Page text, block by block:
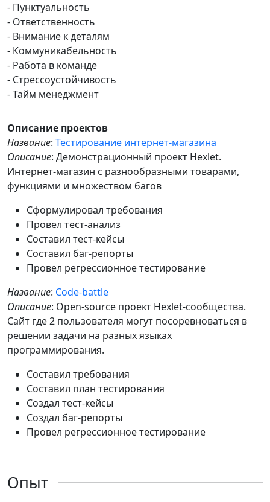
- Пунктуальность
- Ответственность
- Внимание к деталям
- Коммуникабельность
- Работа в команде
- Стрессоустойчивость
- Тайм менеджмент
Описание проектов
Название: Тестирование интернет-магазина
Описание: Демонстрационный проект Hexlet.
Интернет-магазин с разнообразными товарами,
функциями и множеством багов
Сформулировал требования
Провел тест-анализ
Составил тест-кейсы
Составил баг-репорты
Провел регрессионное тестирование
Название: Code-battle
Описание: Open-source проект Hexlet-сообщества.
Сайт где 2 пользователя могут посоревноваться в
решении задачи на разных языках
программирования.
Составил требования
Составил план тестирования
Создал тест-кейсы
Создал баг-репорты
Провел регрессионное тестирование
Опыт